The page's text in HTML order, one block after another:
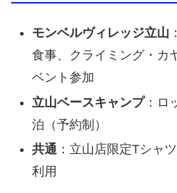
モンベルヴィレッジ立山
食事、クライミング・カ
ベント参加
立山ベースキャンプ：ロ
泊（予約制）
共通：立山店限定Tシャ
利用